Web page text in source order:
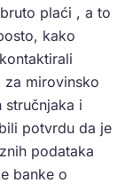
plaći , a to
kako
za mirovinsko
stručnjaka i
potvrdu da je
podataka
banke o